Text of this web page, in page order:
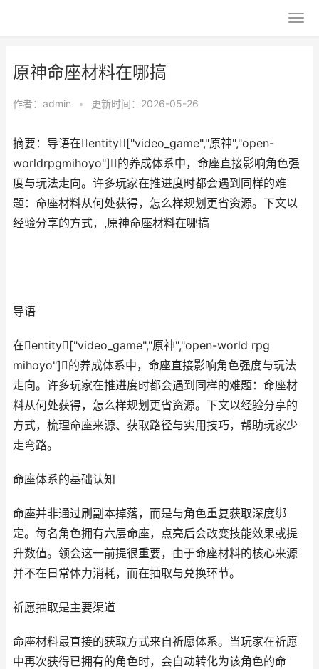
原神命座材料在哪搞
作者： admin • 更新时间：2026-05-26
摘要：导语在entity["video_game","原神","open-
worldrpgmihoyo"]的养成体系中，命座直接影响角色强
度与玩法走向。许多玩家在推进度时都会遇到同样的难
题：命座材料从何处获得，怎么样规划更省资源。下文以
经验分享的方式，,原神命座材料在哪搞
导语
在entity["video_game","原神","open-world rpg
mihoyo"]的养成体系中，命座直接影响角色强度与玩法
走向。许多玩家在推进度时都会遇到同样的难题：命座材
料从何处获得，怎么样规划更省资源。下文以经验分享的
方式，梳理命座来源、获取路径与实用技巧，帮助玩家少
走弯路。
命座体系的基础认知
命座并非通过刷副本掉落，而是与角色重复获取深度绑
定。每名角色拥有六层命座，点亮后会改变技能效果或提
升数值。领会这一前提很重要，由于命座材料的核心来源
并不在日常体力消耗，而在抽取与兑换环节。
祈愿抽取是主要渠道
命座材料最直接的获取方式来自祈愿体系。当玩家在祈愿
中再次获得已拥有的角色时，会自动转化为该角色的命